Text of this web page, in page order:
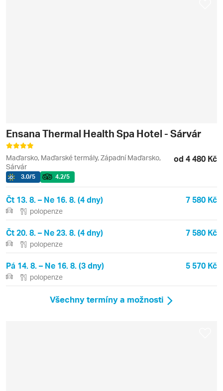
Ensana Thermal Health Spa Hotel - Sárvár
Maďarsko, Maďarské termály, Západní Maďarsko,
Sárvár
od 4 480 Kč
3.0/5 4.2/5
Čt 13. 8. – Ne 16. 8. (4 dny) 7 580 Kč
polopenze
Čt 20. 8. – Ne 23. 8. (4 dny) 7 580 Kč
polopenze
Pá 14. 8. – Ne 16. 8. (3 dny) 5 570 Kč
polopenze
Všechny termíny a možnosti